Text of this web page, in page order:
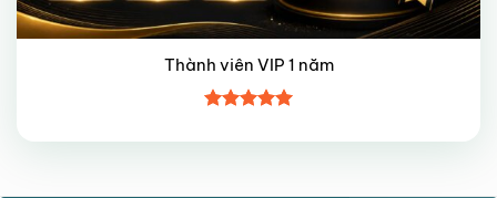
Thành viên VIP 1 năm
hạng55